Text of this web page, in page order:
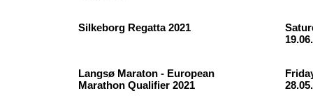
Silkeborg Regatta 2021
Langsø Maraton - European
Marathon Qualifier 2021